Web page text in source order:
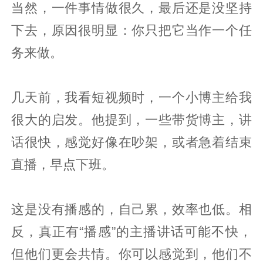
当然，一件事情做很久，最后还是没坚持
下去，原因很明显：你只把它当作一个任
务来做。
几天前，我看短视频时，一个小博主给我
很大的启发。他提到，一些带货博主，讲
话很快，感觉好像在吵架，或者急着结束
直播，早点下班。
这是没有播感的，自己累，效率也低。相
反，真正有“播感”的主播讲话可能不快，
但他们更会共情。你可以感觉到，他们不